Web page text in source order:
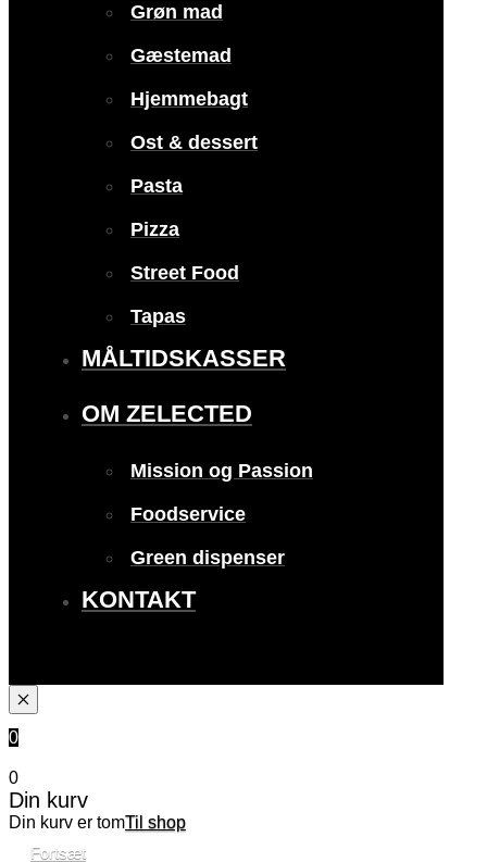
Grøn mad
Gæstemad
Hjemmebagt
Ost & dessert
Pasta
Pizza
Street Food
Tapas
MÅLTIDSKASSER
OM ZELECTED
Mission og Passion
Foodservice
Green dispenser
KONTAKT
0
0
Din kurv
Din kurv er tomTil shop
Fortsæt